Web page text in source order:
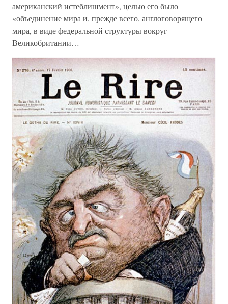
американский истеблишмент», целью его было
«объединение мира и, прежде всего, англоговорящего
мира, в виде федеральной структуры вокруг
Великобритании…